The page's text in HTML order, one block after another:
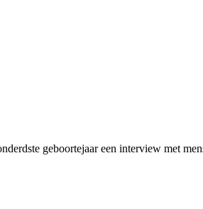
geboortejaar een interview met